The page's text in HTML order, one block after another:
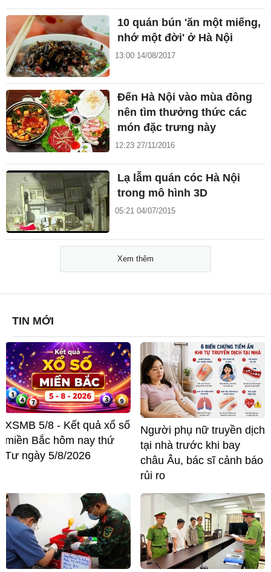
10 quán bún 'ăn một miếng,
nhớ một đời' ở Hà Nội
13:00 14/08/2017
Đến Hà Nội vào mùa đông
nên tìm thưởng thức các
món đặc trưng này
12:23 27/11/2016
Lạ lẫm quán cóc Hà Nội
trong mô hình 3D
05:21 04/07/2015
Xem thêm
TIN MỚI
XSMB 5/8 - Kết quả xổ số
miền Bắc hôm nay thứ
Tư ngày 5/8/2026
Người phụ nữ truyền dịch
tại nhà trước khi bay
châu Âu, bác sĩ cảnh báo
rủi ro